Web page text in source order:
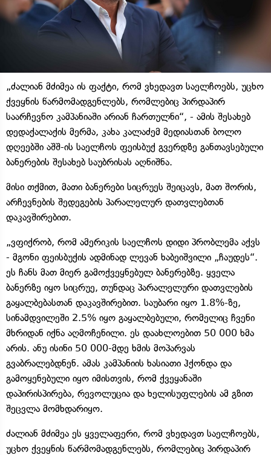
„ძალიან მძიმეა ის ფაქტი, რომ ვხედავთ საელჩოებს, უცხო
ქვეყნის წარმომადგენლებს, რომლებიც პირდაპირ
საარჩევნო კამპანიაში არიან ჩართულნი“, - ამის შესახებ
დედაქალაქის მერმა, კახა კალაძემ მედიასთან ბოლო
დღეებში აშშ-ის საელჩოს ფეისბუქ გვერდზე განთავსებული
ბანერების შესახებ საუბრისას აღნიშნა.
მისი თქმით, მათი ბანერები სიცრუეს შეიცავს, მათ შორის,
არჩევნების შედეგების პარალელურ დათვლებთან
დაკავშირებით.
„ვფიქრობ, რომ ამერიკის საელჩოს დიდი პრობლემა აქვს
- მგონი ფეისბუქის ადმინად ლევან ხაბეიშვილი „ჩაუდეს“.
ეს ჩანს მათ მიერ გამოქვეყნებულ ბანერებზე. ყველა
ბანერზე იყო სიცრუე, თუნდაც პარალელური დათვლების
გაყალბებასთან დაკავშირებით. საუბარი იყო 1.8%-ზე,
სინამდვილეში 2.5% იყო გაყალბებული, რომელიც ჩვენი
მხრიდან იქნა აღმოჩენილი. ეს დაახლოებით 50 000 ხმა
არის. ანუ ისინი 50 000-მდე ხმის მოპარვას
გვაბრალებდნენ. ამას კამპანიის ხასიათი ჰქონდა და
გამოყენებული იყო იმისთვის, რომ ქვეყანაში
დაპირისპირება, რევოლუცია და ხელისუფლების ამ გზით
შეცვლა მომხდარიყო.
ძალიან მძიმეა ეს ყველაფერი, რომ ვხედავთ საელჩოებს,
უცხო ქვეყნის წარმომადგენლებს, რომლებიც პირდაპირ